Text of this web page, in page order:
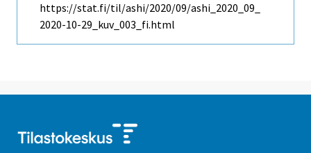
https://stat.fi/til/ashi/2020/09/ashi_2020_09_
2020-10-29_kuv_003_fi.html